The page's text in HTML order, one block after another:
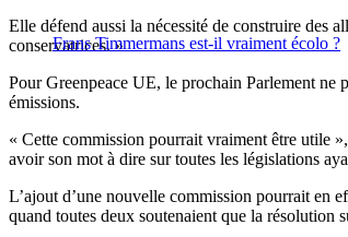
Frans Timmermans est-il vraiment écolo ?
Elle défend aussi la nécessité de construire des
conservatrices. »
Pour Greenpeace UE, le prochain Parlement ne
émissions.
« Cette commission pourrait vraiment être utile
avoir son mot à dire sur toutes les législations
L’ajout d’une nouvelle commission pourrait en
quand toutes deux soutenaient que la résolution